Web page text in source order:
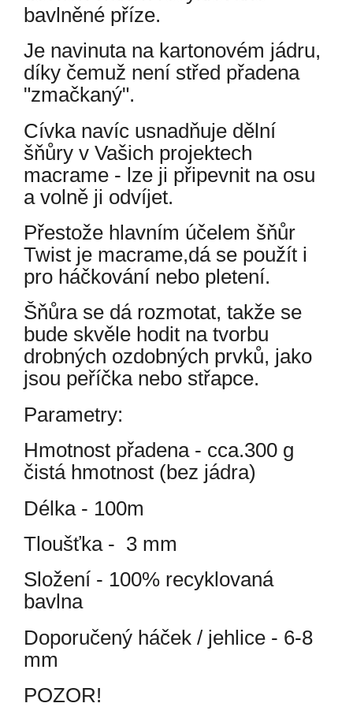
bavlněné příze.
Je navinuta na kartonovém jádru,
díky čemuž není střed přadena
"zmačkaný".
Cívka navíc usnadňuje dělní
šňůry v Vašich projektech
macrame - lze ji připevnit na osu
a volně ji odvíjet.
Přestože hlavním účelem šňůr
Twist je macrame,dá se použít i
pro háčkování nebo pletení.
Šňůra se dá rozmotat, takže se
bude skvěle hodit na tvorbu
drobných ozdobných prvků, jako
jsou peříčka nebo střapce.
Parametry:
Hmotnost přadena - cca.300 g
čistá hmotnost (bez jádra)
Délka - 100m
Tloušťka - 3 mm
Složení - 100% recyklovaná
bavlna
Doporučený háček / jehlice - 6-8
mm
POZOR!